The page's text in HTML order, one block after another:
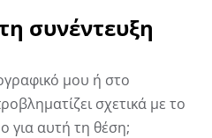
συνέντευξη
μου ή στο
σχετικά με το
για αυτή τη θέση;